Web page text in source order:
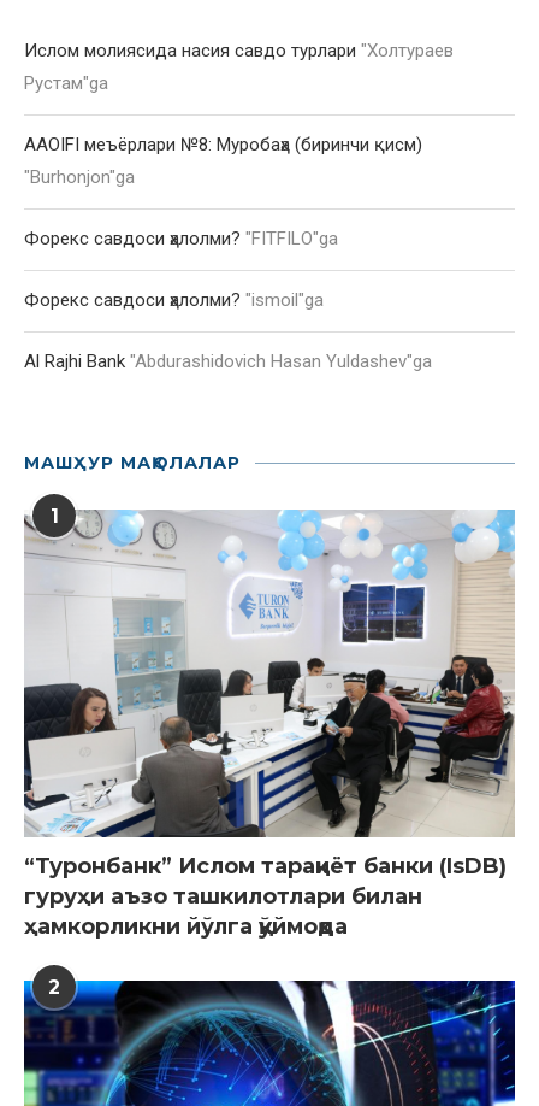
Ислом молиясида насия савдо турлари "Холтураев
Рустам"ga
AAOIFI меъёрлари №8: Муробаҳа (биринчи қисм)
"Burhonjon"ga
Форекс савдоси ҳалолми? "FITFILO"ga
Форекс савдоси ҳалолми? "ismoil"ga
Al Rajhi Bank "Abdurashidovich Hasan Yuldashev"ga
МАШҲУР МАҚОЛАЛАР
1
“Туронбанк” Ислом тараққиёт банки (IsDB)
гуруҳи аъзо ташкилотлари билан
ҳамкорликни йўлга қўймоқда
2